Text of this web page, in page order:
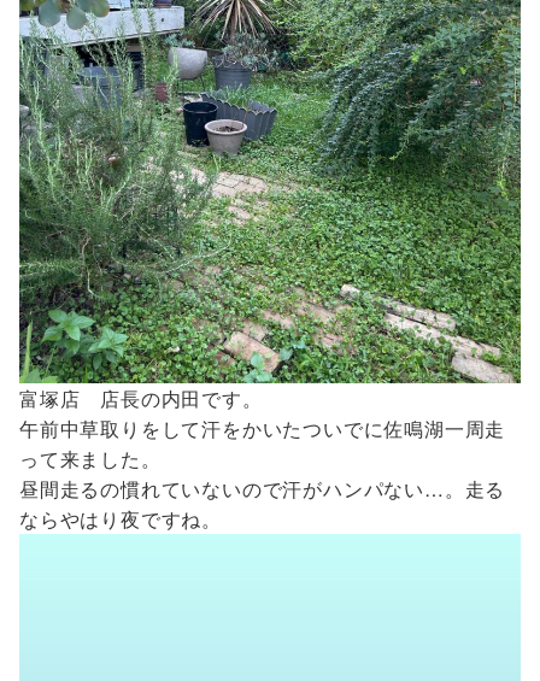
富塚店 店長の内田です。
午前中草取りをして汗をかいたついでに佐鳴湖一周走
って来ました。
昼間走るの慣れていないので汗がハンパない…。走る
ならやはり夜ですね。